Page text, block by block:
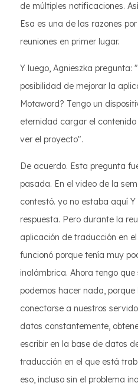
de múltiples notificaciones.
Esa es una de las razones
reuniones en primer lugar.
Y luego, Agnieszka pregunta:
posibilidad de mejorar la
Motaword? Tengo un
eternidad cargar el
ver el proyecto".
De acuerdo. Esta pregunta
pasada. En el video de la
contestó. yo no estaba aquí
respuesta. Pero durante la
aplicación de traducción en
funcionó porque tenía muy
inalámbrica. Ahora tengo
podemos hacer nada,
conectarse a nuestros
datos constantemente,
escribir en la base de datos
traducción en el que está
eso, incluso sin el problema